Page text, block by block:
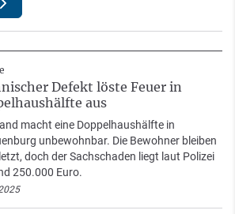
Defekt löste Feuer in
aus
macht eine Doppelhaushälfte in
unbewohnbar. Die Bewohner bleiben
doch der Sachschaden liegt laut Polizei
250.000 Euro.